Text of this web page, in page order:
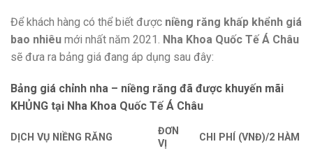
Để khách hàng có thể biết được niềng răng khấp khểnh giá
bao nhiêu mới nhất năm 2021. Nha Khoa Quốc Tế Á Châu
sẽ đưa ra bảng giá đang áp dụng sau đây:
Bảng giá chỉnh nha – niềng răng đã được khuyến mãi
KHỦNG tại Nha Khoa Quốc Tế Á Châu
DỊCH VỤ NIỀNG RĂNG
ĐƠN
VỊ
CHI PHÍ (VNĐ)/2 HÀM